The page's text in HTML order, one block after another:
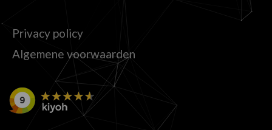
Privacy policy
Algemene voorwaarden